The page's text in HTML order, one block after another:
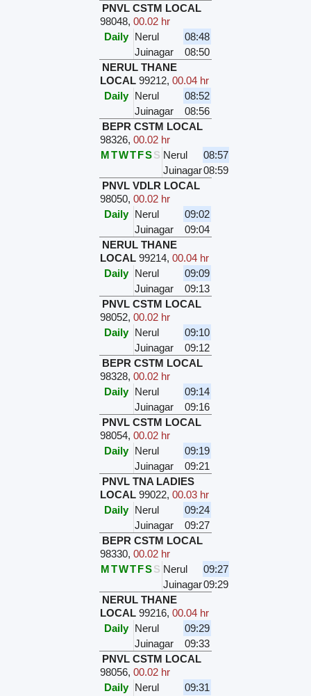
PNVL CSTM LOCAL
98048,00.02 hr
Daily Nerul
08:48
Juinagar
08:50
NERUL THANE
LOCAL 99212,00.04 hr
Daily Nerul
08:52
Juinagar
08:56
BEPR CSTM LOCAL
98326,00.02 hr
MTWTFSS Nerul
08:57
Juinagar08:59
PNVL VDLR LOCAL
98050,00.02 hr
Daily Nerul
09:02
Juinagar
09:04
NERUL THANE
LOCAL 99214,00.04 hr
Daily Nerul
09:09
Juinagar
09:13
PNVL CSTM LOCAL
98052,00.02 hr
Daily Nerul
09:10
Juinagar
09:12
BEPR CSTM LOCAL
98328,00.02 hr
Daily Nerul
09:14
Juinagar
09:16
PNVL CSTM LOCAL
98054,00.02 hr
Daily Nerul
09:19
Juinagar
09:21
PNVL TNA LADIES
LOCAL 99022,00.03 hr
Daily Nerul
09:24
Juinagar
09:27
BEPR CSTM LOCAL
98330,00.02 hr
MTWTFSS Nerul
09:27
Juinagar09:29
NERUL THANE
LOCAL 99216,00.04 hr
Daily Nerul
09:29
Juinagar
09:33
PNVL CSTM LOCAL
98056,00.02 hr
Daily Nerul
09:31